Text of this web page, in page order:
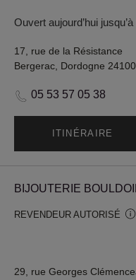
Ouvert aujourd’hui
17, rue de la Résistance
Bergerac, Dordogne 24100
05 53 57 05 38
ITINÉRAIRE
BIJOUTERIE
REVENDEUR AUTORISÉ
29, rue Georges